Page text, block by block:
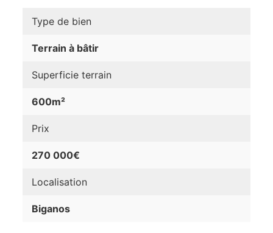
Type de bien
Terrain à bâtir
Superficie terrain
600m²
Prix
270 000€
Localisation
Biganos